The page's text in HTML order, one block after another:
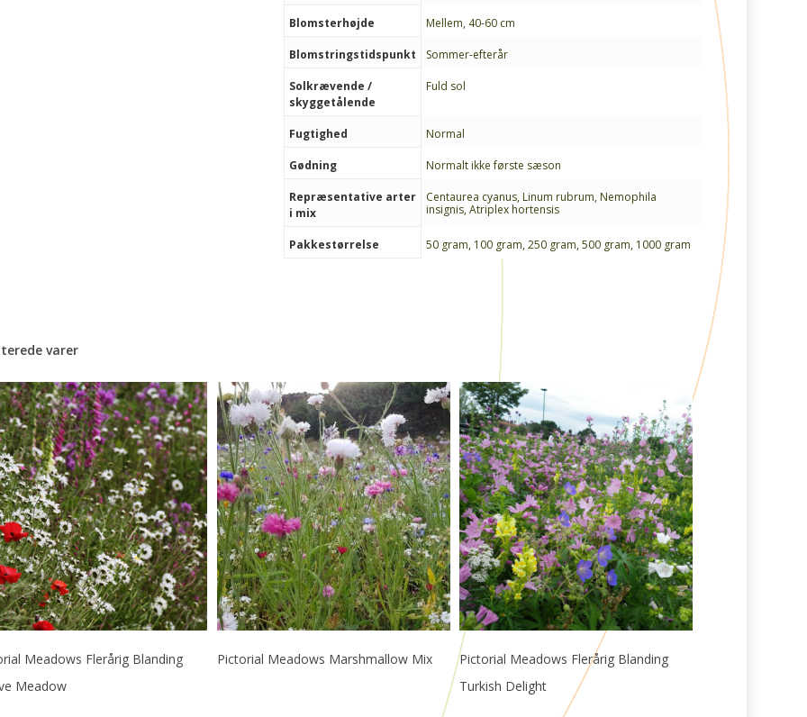
Blomsterhøjde Mellem, 40-60 cm
Blomstringstidspunkt Sommer-efterår
Solkrævende /
skyggetålende
Fuld sol
Fugtighed Normal
Gødning Normalt ikke første sæson
Repræsentative arter
i mix
Centaurea cyanus, Linum rubrum, Nemophila
insignis, Atriplex hortensis
Pakkestørrelse 50 gram, 100 gram, 250 gram, 500 gram, 1000 gram
varer
Meadows Flerårig Blanding
Meadow
Pictorial Meadows Marshmallow Mix
Læs Mere
Pictorial Meadows Flerårig Blanding
Turkish Delight